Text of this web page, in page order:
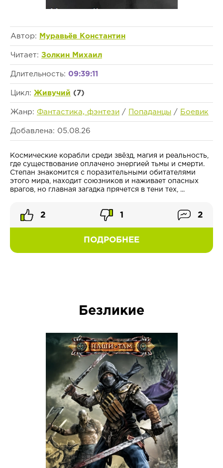
Автор: Муравьёв Константин
Читает: Золкин Михаил
Длительность: 09:39:11
Цикл: Живучий (7)
Жанр: Фантастика, фэнтези / Попаданцы / Боевик
Добавлена: 05.08.26
Космические корабли среди звёзд, магия и реальность,
где существование оплачено энергией тьмы и смерти.
Степан знакомится с поразительными обитателями
этого мира, находит союзников и наживает опасных
врагов, но главная загадка прячется в тени тех, ...
ПОДРОБНЕЕ
2 1 2
Безликие